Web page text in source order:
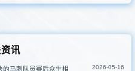
讯
的马刺队员赛后众生相 2026-05-16